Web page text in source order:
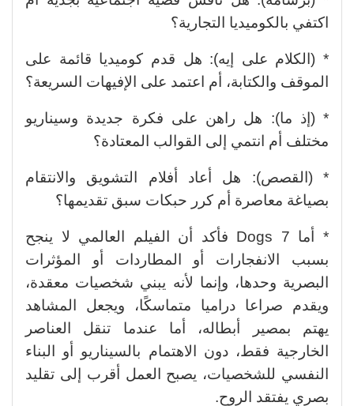
اكتفي بالكوميديا التجارية؟
* (الكلام على إيه): هل قدم كوميديا قائمة على
الموقف والكتابة، أم اعتمد على الإفيهات السريعة؟
* (إذ ما): هل راهن على فكرة جديدة وسيناريو
مختلف أم انتمي إلى القوالب المعتادة؟
* (القصص): هل أعاد أفلام التشويق والانتقام
بصياغة معاصرة أم كرر حبكات سبق تقديمها؟
* أما 7 Dogs فأكد أن الفيلم العالمي لا ينجح
بسبب الانفجارات أو المطاردات أو المؤثرات
البصرية وحدها، وإنما لأنه يبني شخصيات معقدة،
ويقدم صراعا دراميا متماسكًا، ويجعل المشاهد
يهتم بمصير أبطاله، أما عندما تنقل العناصر
الخارجية فقط، دون الاهتمام بالسيناريو أو البناء
النفسي للشخصيات، يصبح العمل أقرب إلى تقليد
بصري يفتقد الروح.